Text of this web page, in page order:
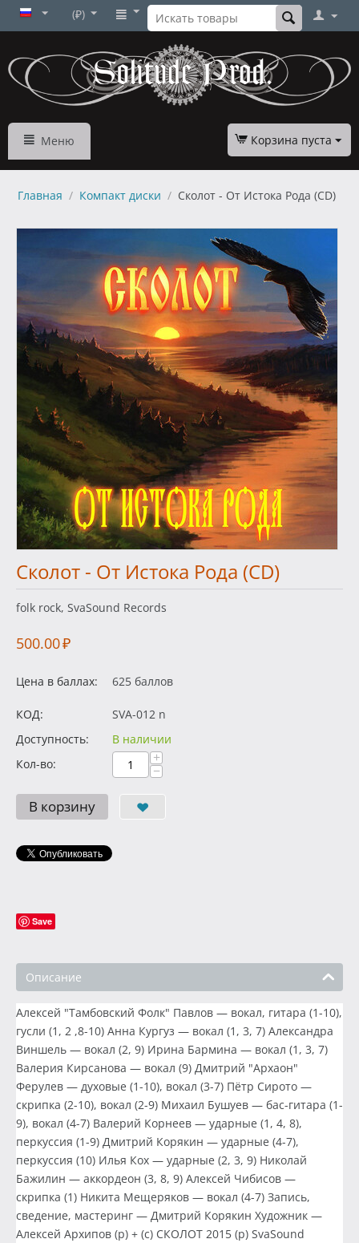
(₽)
Меню Корзина пуста
Главная / Компакт диски / Сколот - От Истока Рода (CD)
Сколот - От Истока Рода (CD)
folk rock, SvaSound Records
500.00₽
Цена в баллах: 625 баллов
КОД:
SVA-012 n
Доступность:
В наличии
Кол-во:
+
−
В корзину
Save
Описание
Алексей "Тамбовский Фолк" Павлов — вокал, гитара (1-10),
гусли (1, 2 ,8-10) Анна Кургуз — вокал (1, 3, 7) Александра
Виншель — вокал (2, 9) Ирина Бармина — вокал (1, 3, 7)
Валерия Кирсанова — вокал (9) Дмитрий "Архаон"
Ферулев — духовые (1-10), вокал (3-7) Пётр Сирото —
скрипка (2-10), вокал (2-9) Михаил Бушуев — бас-гитара (1-
9), вокал (4-7) Валерий Корнеев — ударные (1, 4, 8),
перкуссия (1-9) Дмитрий Корякин — ударные (4-7),
перкуссия (10) Илья Кох — ударные (2, 3, 9) Николай
Бажилин — аккордеон (3, 8, 9) Алексей Чибисов —
скрипка (1) Никита Мещеряков — вокал (4-7) Запись,
сведение, мастеринг — Дмитрий Корякин Художник —
Алексей Архипов (p) + (c) СКОЛОТ 2015 (p) SvaSound